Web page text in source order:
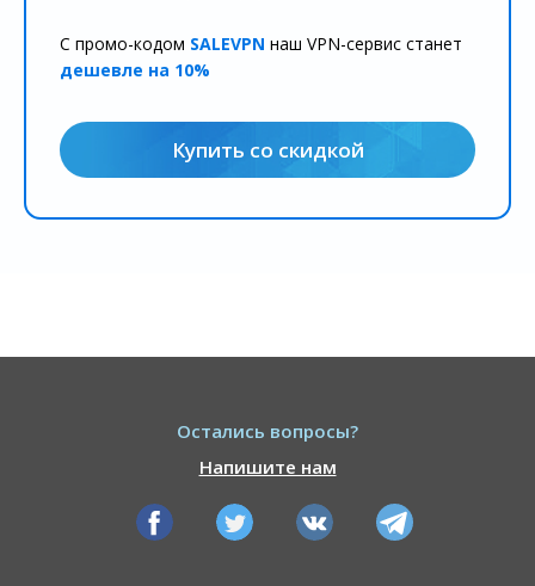
С промо-кодом SALEVPN наш VPN-сервис станет
дешевле на 10%
Купить со скидкой
Остались вопросы?
Напишите нам